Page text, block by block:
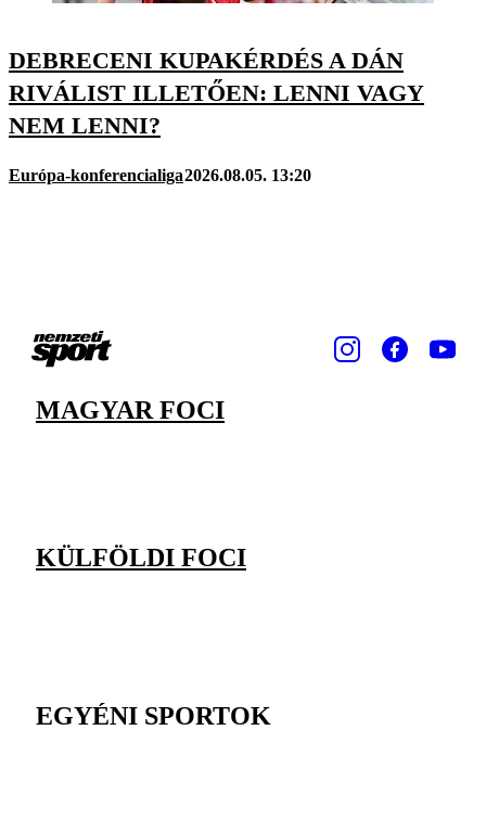
DEBRECENI KUPAKÉRDÉS A DÁN
RIVÁLIST ILLETŐEN: LENNI VAGY
NEM LENNI?
Európa-konferencialiga2026.08.05. 13:20
MAGYAR FOCI
KÜLFÖLDI FOCI
EGYÉNI SPORTOK